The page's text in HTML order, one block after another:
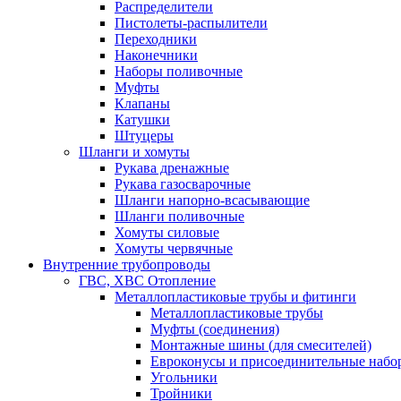
Распределители
Пистолеты-распылители
Переходники
Наконечники
Наборы поливочные
Муфты
Клапаны
Катушки
Штуцеры
Шланги и хомуты
Рукава дренажные
Рукава газосварочные
Шланги напорно-всасывающие
Шланги поливочные
Хомуты силовые
Хомуты червячные
Внутренние трубопроводы
ГВС, ХВС Отопление
Металлопластиковые трубы и фитинги
Металлопластиковые трубы
Муфты (соединения)
Монтажные шины (для смесителей)
Евроконусы и присоединительные
Угольники
Тройники